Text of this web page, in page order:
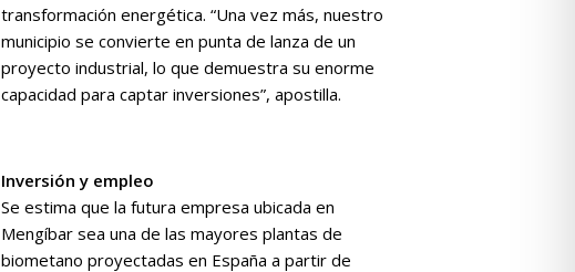
transformación energética. “Una vez más, nuestro
municipio se convierte en punta de lanza de un
proyecto industrial, lo que demuestra su enorme
capacidad para captar inversiones”, apostilla.
Inversión y empleo
Se estima que la futura empresa ubicada en
Mengíbar sea una de las mayores plantas de
biometano proyectadas en España a partir de